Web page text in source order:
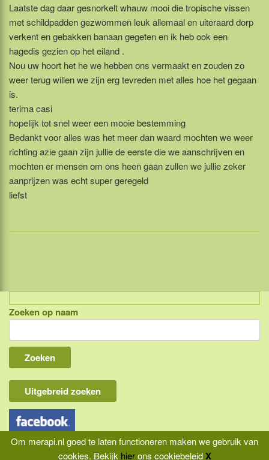
Om merapi.nl goed te laten functioneren maken we gebruik van
cookies. Bekijk hierons cookiebeleidX
Laatste dag daar gesnorkelt whauw mooi die tropische vissen
met schildpadden gezwommen leuk allemaal en uiteraard dorp
verkent en gebakken banaan gegeten en ik heb ook een
hagedis gezien op het eiland .
Nou uw hoort het he we hebben ons vermaakt en zouden zo
weer terug willen we zijn erg tevreden met alles hoe het gegaan
is.
terima casi
hopelijk tot snel weer een mooie bestemming
Bedankt voor alles was het meer dan waard mochten we weer
richting azie gaan zijn jullie de eerste die we aanschrijven en
mochten er mensen om ons heen gaan zullen we jullie zeker
aanprijzen was echt super geregeld
liefst
Indonesië, eilandcombinaties
Bali
Lombok
Flores & Komodo
Overige Sunda eilanden
Java
Kalimantan
Zoeken op naam
Uitgebreid zoeken